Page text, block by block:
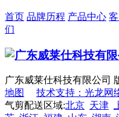
首页 品牌历程 产品中心
们
广东威莱仕科技有限公司
地图
技术支持：光龙网
气剪配送区域:北京 天津